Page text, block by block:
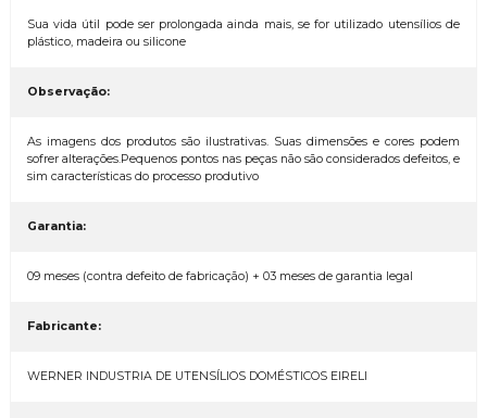
Sua vida útil pode ser prolongada ainda mais, se for utilizado utensílios de
plástico, madeira ou silicone
Observação:
As imagens dos produtos são ilustrativas. Suas dimensões e cores podem
sofrer alterações.Pequenos pontos nas peças não são considerados defeitos, e
sim características do processo produtivo
Garantia:
09 meses (contra defeito de fabricação) + 03 meses de garantia legal
Fabricante:
WERNER INDUSTRIA DE UTENSÍLIOS DOMÉSTICOS EIRELI